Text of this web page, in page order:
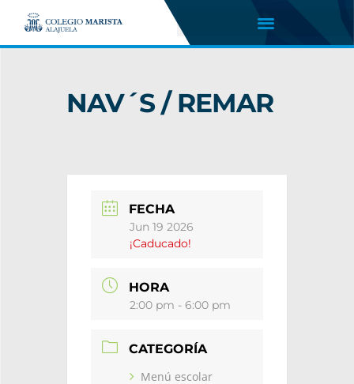
NAV´S / REMAR
FECHA
Jun 19 2026
¡Caducado!
HORA
2:00 pm - 6:00 pm
CATEGORÍA
Menú escolar